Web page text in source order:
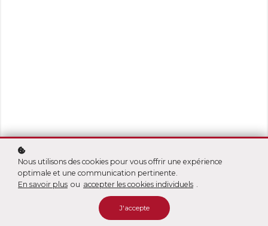
Nous utilisons des cookies pour vous offrir une expérience
optimale et une communication pertinente.
En savoir plus ou accepter les cookies individuels .
J'accepte